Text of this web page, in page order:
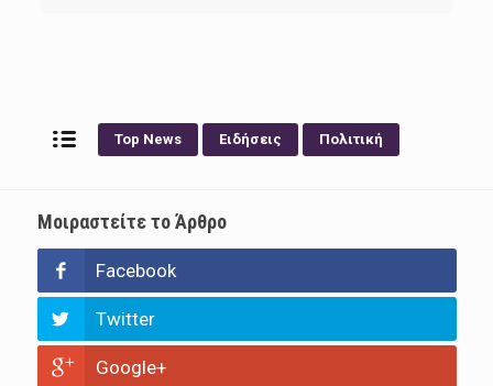
Top News Ειδήσεις Πολιτική
Μοιραστείτε το Άρθρο
Facebook
Twitter
Google+